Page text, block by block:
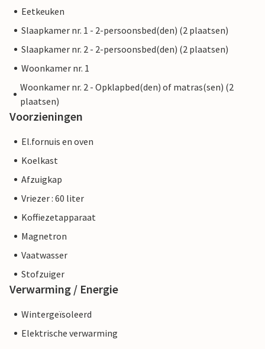
Eetkeuken
Slaapkamer nr. 1 - 2-persoonsbed(den) (2 plaatsen)
Slaapkamer nr. 2 - 2-persoonsbed(den) (2 plaatsen)
Woonkamer nr. 1
Woonkamer nr. 2 - Opklapbed(den) of matras(sen) (2
plaatsen)
Voorzieningen
El.fornuis en oven
Koelkast
Afzuigkap
Vriezer : 60 liter
Koffiezetapparaat
Magnetron
Vaatwasser
Stofzuiger
Verwarming / Energie
Wintergeïsoleerd
Elektrische verwarming